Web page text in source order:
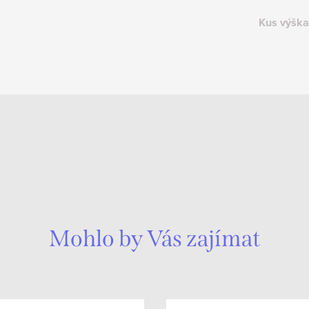
Kus výška
Mohlo by Vás zajímat